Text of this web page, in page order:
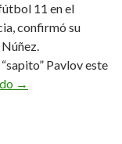
11 en el
confirmó su
Pavlov este
Pedro llegó al
→